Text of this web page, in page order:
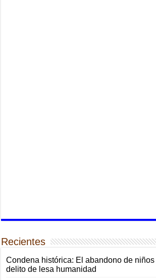
Recientes
Condena histórica: El abandono de
delito de lesa humanidad